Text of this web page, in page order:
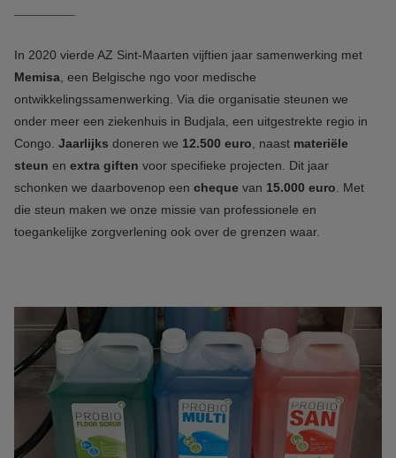
In 2020 vierde AZ Sint-Maarten vijftien jaar samenwerking met
Memisa , een Belgische ngo voor medische
ontwikkelingssamenwerking. Via die organisatie steunen we
onder meer een ziekenhuis in Budjala, een uitgestrekte regio in
Congo. Jaarlijks doneren we 12.500 euro , naast materiële
steun en extra giften voor specifieke projecten. Dit jaar
schonken we daarbovenop een cheque van 15.000 euro . Met
die steun maken we onze missie van professionele en
toegankelijke zorgverlening ook over de grenzen waar.